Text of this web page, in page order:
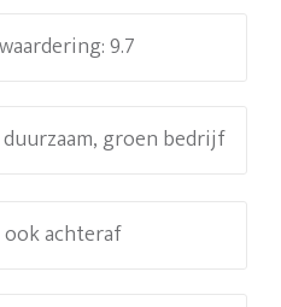
9.7
groen bedrijf
achteraf